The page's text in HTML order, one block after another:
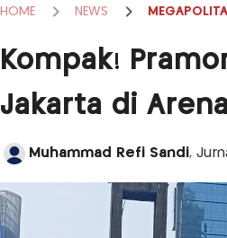
HOME NEWS
Kompak!
Jakarta di Arena
Muhammad Refi Sandi,